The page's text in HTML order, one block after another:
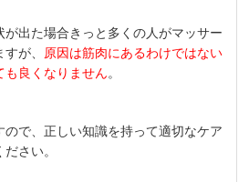
が出た場合きっと多くの人がマッサー
が、 原因は筋肉にあるわけではない
も良くなりません。
で、正しい知識を持って適切なケア
さい。